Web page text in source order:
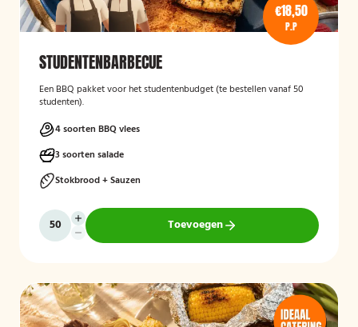
€18,50
P.P
STUDENTENBARBECUE
Een BBQ pakket voor het studentenbudget (te bestellen vanaf 50
studenten).
4 soorten BBQ vlees
3 soorten salade
Stokbrood + Sauzen
Toevoegen